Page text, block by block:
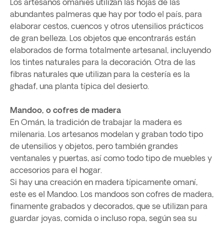
Los artesanos omaníes utilizan las hojas de las
abundantes palmeras que hay por todo el país, para
elaborar cestos, cuencos y otros utensilios prácticos
de gran belleza. Los objetos que encontrarás están
elaborados de forma totalmente artesanal, incluyendo
los tintes naturales para la decoración. Otra de las
fibras naturales que utilizan para la cestería es la
ghadaf, una planta típica del desierto.
Mandoo, o cofres de madera
En Omán, la tradición de trabajar la madera es
milenaria. Los artesanos modelan y graban todo tipo
de utensilios y objetos, pero también grandes
ventanales y puertas, así como todo tipo de muebles y
accesorios para el hogar.
Si hay una creación en madera típicamente omaní,
este es el Mandoo. Los mandoos son cofres de madera,
finamente grabados y decorados, que se utilizan para
guardar joyas, comida o incluso ropa, según sea su